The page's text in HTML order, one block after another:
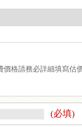
價格請務必詳細填寫估
(必填)